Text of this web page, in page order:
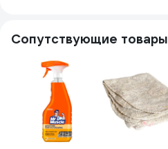
Сопутствующие товары